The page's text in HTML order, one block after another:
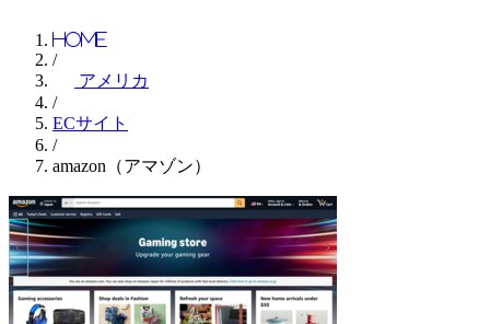
Home
/
アメリカ
/
ECサイト
/
amazon（アマゾン）